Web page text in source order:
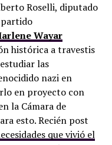
Roselli, diputado
partido
Wayar
histórica a travestis
las
nazi en
en proyecto con
la Cámara de
esto. Recién post
que vivió el